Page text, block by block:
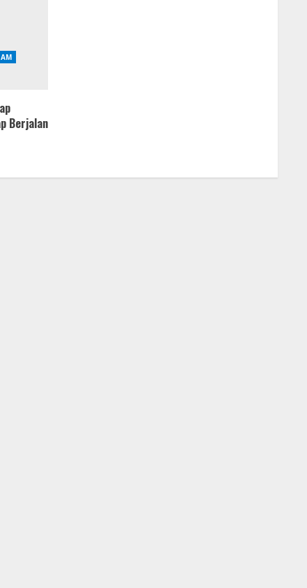
Berjalan